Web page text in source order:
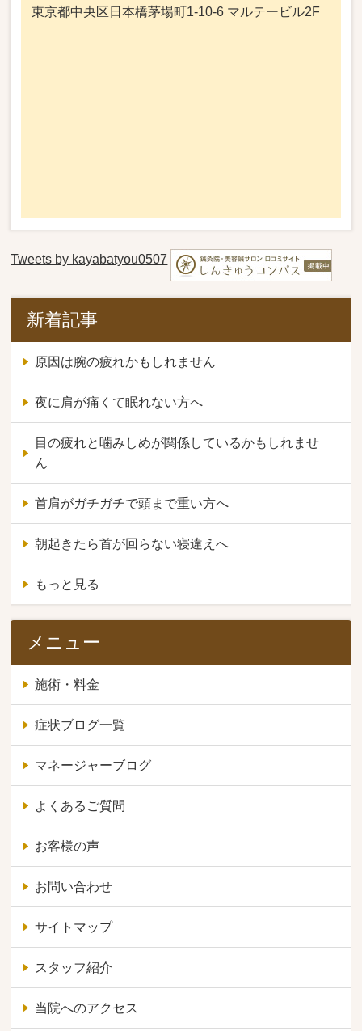
東京都中央区日本橋茅場町1-10-6 マルテービル2F
Tweets by kayabatyou0507
新着記事
原因は腕の疲れかもしれません
夜に肩が痛くて眠れない方へ
目の疲れと噛みしめが関係しているかもしれませ
ん
首肩がガチガチで頭まで重い方へ
朝起きたら首が回らない寝違えへ
もっと見る
メニュー
施術・料金
症状ブログ一覧
マネージャーブログ
よくあるご質問
お客様の声
お問い合わせ
サイトマップ
スタッフ紹介
当院へのアクセス